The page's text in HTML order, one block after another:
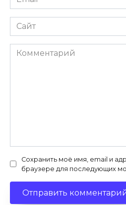
*
Сайт
Комментарий
Сохранить моё имя, email и
браузере для последующих